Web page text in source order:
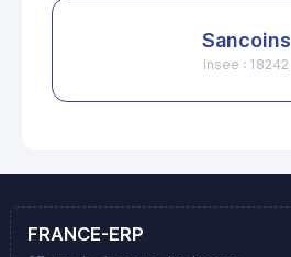
Sancoins
Insee : 18242
FRANCE-ERP